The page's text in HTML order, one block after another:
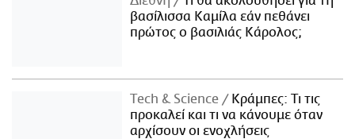
βασίλισσα Καμίλα εάν πεθάνει
πρώτος ο βασιλιάς Κάρολος;
Τech & Science
Κράμπες: Τι τις
προκαλεί και τι να κάνουμε όταν
αρχίσουν οι ενοχλήσεις